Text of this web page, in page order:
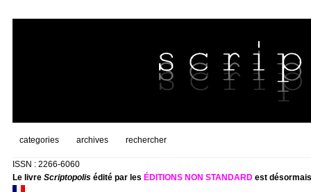
categories archives rechercher
ISSN : 2266-6060
Le livre Scriptopolisédité par les ÉDITIONS NON STANDARDest